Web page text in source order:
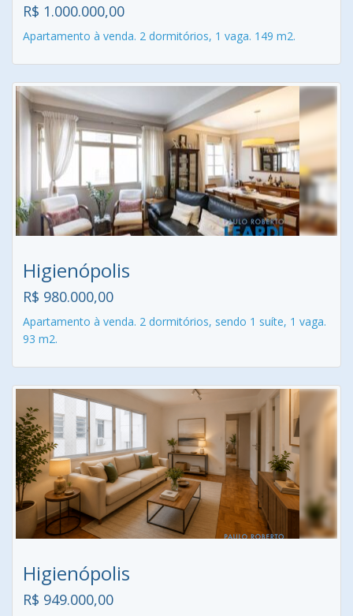
R$ 1.000.000,00
Apartamento à venda. 2 dormitórios, 1 vaga. 149 m2.
Higienópolis
R$ 980.000,00
Apartamento à venda. 2 dormitórios, sendo 1 suíte, 1 vaga.
93 m2.
Higienópolis
R$ 949.000,00